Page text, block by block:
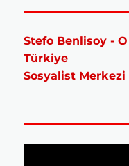
Stefo Benlisoy - O
Türkiye
Sosyalist Merkezi